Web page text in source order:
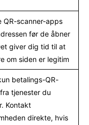
QR-scanner-apps
før de åbner
giver dig tid til at
om siden er legitim
betalings-QR-
tjenester du
Kontakt
direkte, hvis